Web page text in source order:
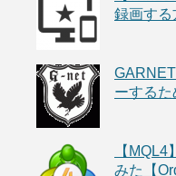
録画する
ーする
【
みた【